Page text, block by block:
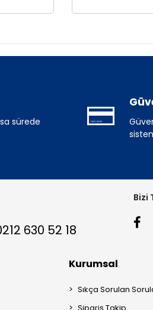
sürede
630 52 18
Bizi
Kurumsal
Sıkça Sorulan